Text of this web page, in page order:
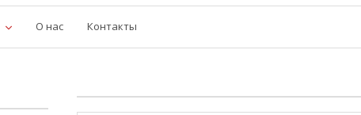
О нас Контакты